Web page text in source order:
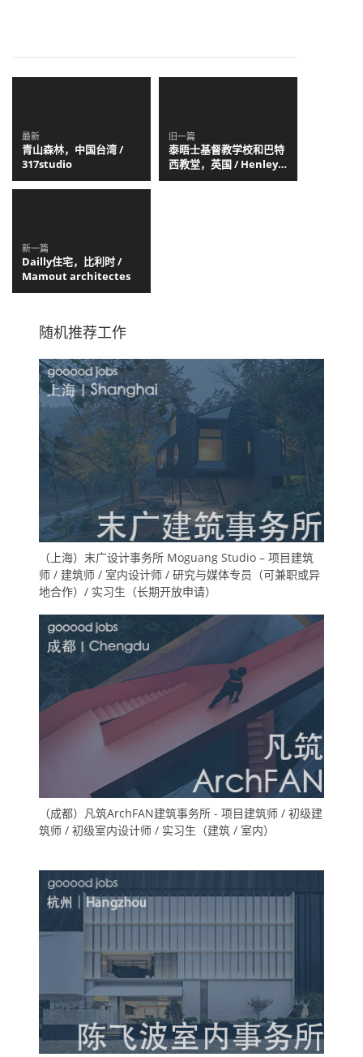
最新
青山森林，中国台湾 /
317studio
旧一篇
泰晤士基督教学校和巴特
西教堂，英国 / Henley
Halebrown
新一篇
Dailly住宅，比利时 /
Mamout architectes
随机推荐工作
（上海）末广设计事务所 Moguang Studio – 项目建筑
师 / 建筑师 / 室内设计师 / 研究与媒体专员（可兼职或异
地合作）/ 实习生（长期开放申请）
（成都）凡筑ArchFAN建筑事务所 - 项目建筑师 / 初级建
筑师 / 初级室内设计师 / 实习生（建筑 / 室内）